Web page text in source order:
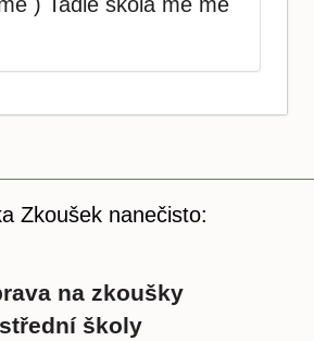
Zkoušek nanečisto:
na zkoušky
střední školy